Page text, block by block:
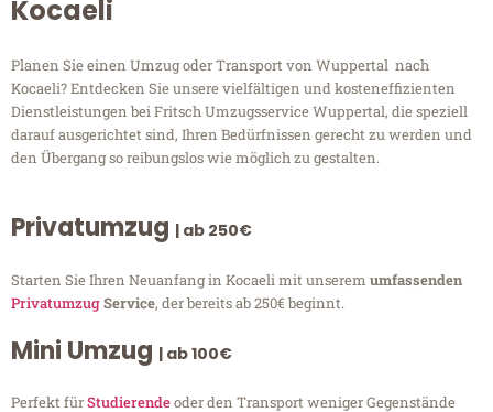
Kocaeli
Planen Sie einen Umzug oder Transport von Wuppertal nach
Kocaeli? Entdecken Sie unsere vielfältigen und kosteneffizienten
Dienstleistungen bei Fritsch Umzugsservice Wuppertal, die speziell
darauf ausgerichtet sind, Ihren Bedürfnissen gerecht zu werden und
den Übergang so reibungslos wie möglich zu gestalten.
Privatumzug | ab 250€
Starten Sie Ihren Neuanfang in Kocaeli mit unserem umfassenden
PrivatumzugService, der bereits ab 250€ beginnt.
Mini Umzug | ab 100€
Perfekt fürStudierendeoder den Transport weniger Gegenstände